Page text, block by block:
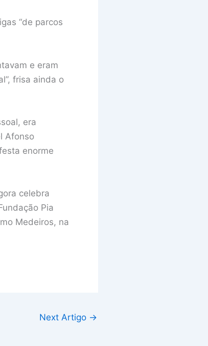
“de parcos
e eram
frisa ainda o
era
Afonso
enorme
celebra
Pia
Medeiros, na
Next Artigo →